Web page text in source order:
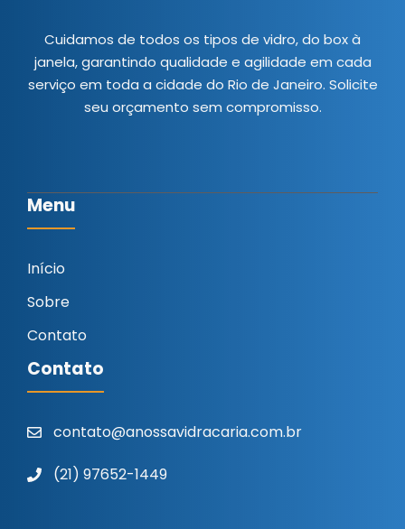
Cuidamos de todos os tipos de vidro, do box à
janela, garantindo qualidade e agilidade em cada
serviço em toda a cidade do Rio de Janeiro. Solicite
seu orçamento sem compromisso.
Menu
Início
Sobre
Contato
Contato
contato@anossavidracaria.com.br
(21) 97652-1449